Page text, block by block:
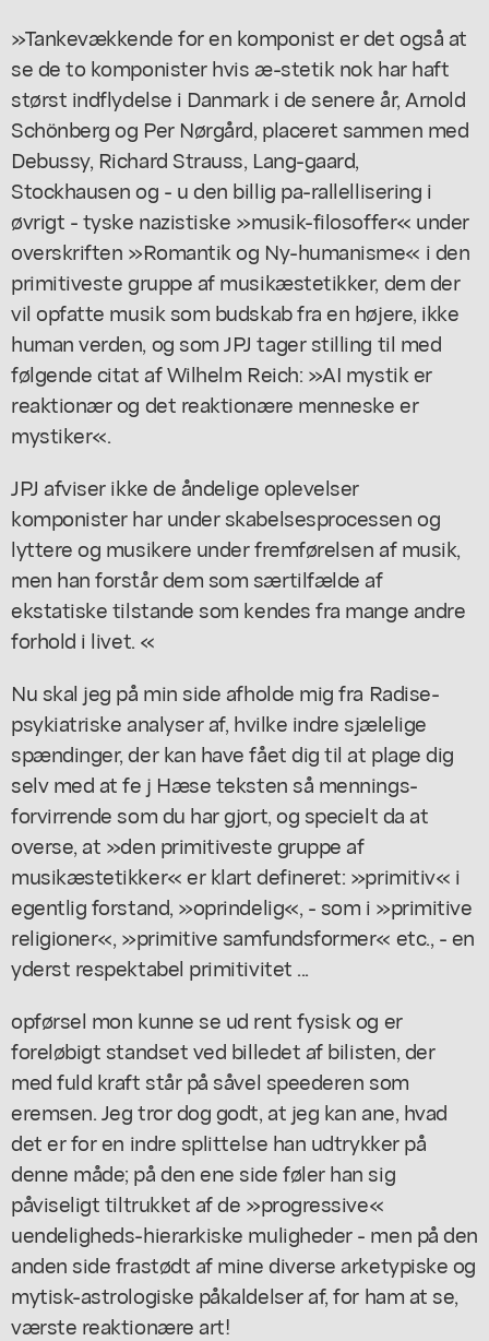
»Tankevækkende for en komponist er det også at
se de to komponister hvis æ-stetik nok har haft
størst indflydelse i Danmark i de senere år, Arnold
Schönberg og Per Nørgård, placeret sammen med
Debussy, Richard Strauss, Lang-gaard,
Stockhausen og - u den billig pa-rallellisering i
øvrigt - tyske nazistiske »musik-filosoffer« under
overskriften »Romantik og Ny-humanisme« i den
primitiveste gruppe af musikæstetikker, dem der
vil opfatte musik som budskab fra en højere, ikke
human verden, og som JPJ tager stilling til med
følgende citat af Wilhelm Reich: »AI mystik er
reaktionær og det reaktionære menneske er
mystiker«.
JPJ afviser ikke de åndelige oplevelser
komponister har under skabelsesprocessen og
lyttere og musikere under fremførelsen af musik,
men han forstår dem som særtilfælde af
ekstatiske tilstande som kendes fra mange andre
forhold i livet. «
Nu skal jeg på min side afholde mig fra Radise-
psykiatriske analyser af, hvilke indre sjælelige
spændinger, der kan have fået dig til at plage dig
selv med at fe j Hæse teksten så mennings-
forvirrende som du har gjort, og specielt da at
overse, at »den primitiveste gruppe af
musikæstetikker« er klart defineret: »primitiv« i
egentlig forstand, »oprindelig«, - som i »primitive
religioner«, »primitive samfundsformer« etc., - en
yderst respektabel primitivitet ...
opførsel mon kunne se ud rent fysisk og er
foreløbigt standset ved billedet af bilisten, der
med fuld kraft står på såvel speederen som
eremsen. Jeg tror dog godt, at jeg kan ane, hvad
det er for en indre splittelse han udtrykker på
denne måde; på den ene side føler han sig
påviseligt tiltrukket af de »progressive«
uendeligheds-hierarkiske muligheder - men på den
anden side frastødt af mine diverse arketypiske og
mytisk-astrologiske påkaldelser af, for ham at se,
værste reaktionære art!